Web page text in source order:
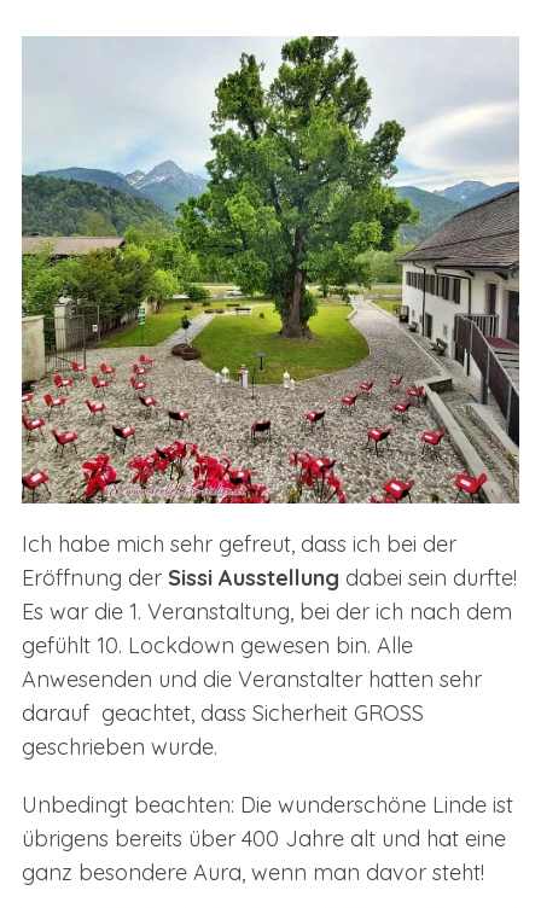
Ich habe mich sehr gefreut, dass ich bei der
Eröffnung der Sissi Ausstellung dabei sein durfte!
Es war die 1. Veranstaltung, bei der ich nach dem
gefühlt 10. Lockdown gewesen bin. Alle
Anwesenden und die Veranstalter hatten sehr
darauf geachtet, dass Sicherheit GROSS
geschrieben wurde.
Unbedingt beachten: Die wunderschöne Linde ist
übrigens bereits über 400 Jahre alt und hat eine
ganz besondere Aura, wenn man davor steht!